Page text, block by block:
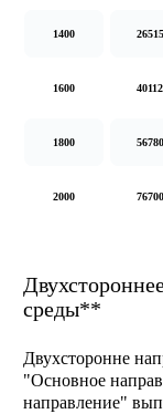
1400 26515
1600 40112
1800 56780
2000 76700
среды**
Двухсторонне
"Основное
направление"